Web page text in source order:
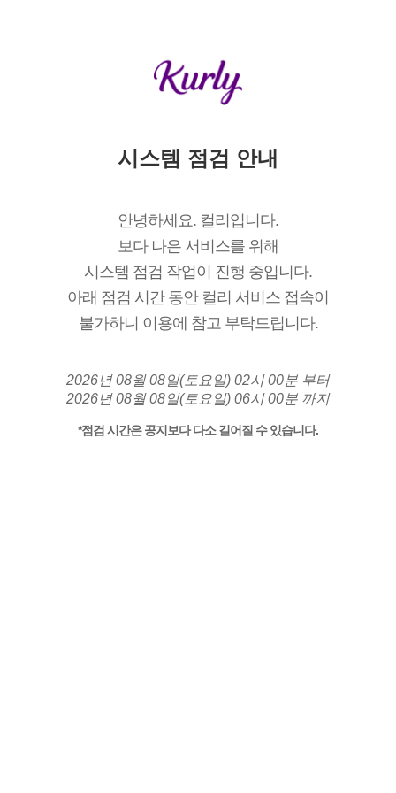
시스템 점검 안내
안녕하세요. 컬리입니다.
보다 나은 서비스를 위해
시스템 점검 작업이 진행 중입니다.
아래 점검 시간 동안 컬리 서비스 접속이
불가하니 이용에 참고 부탁드립니다.
2026년 08월 08일(토요일) 02시 00분 부터
2026년 08월 08일(토요일) 06시 00분 까지
*점검 시간은 공지보다 다소 길어질 수 있습니다.